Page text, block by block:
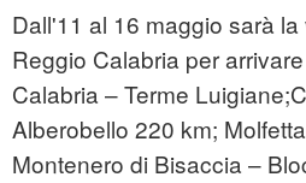
Dall'11 al 16 maggio sarà
Reggio Calabria per
Calabria – Terme
Alberobello 220 km;
Montenero di Bisaccia –